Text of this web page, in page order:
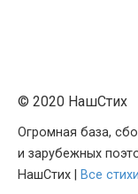
© 2020 НашСтих
Огромная база,
и зарубежных
НашСтих |
Все стихи